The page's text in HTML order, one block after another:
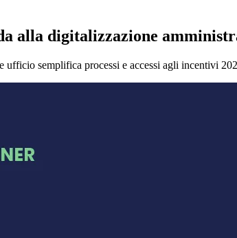
alla digitalizzazione
semplifica processi e accessi agli incentivi